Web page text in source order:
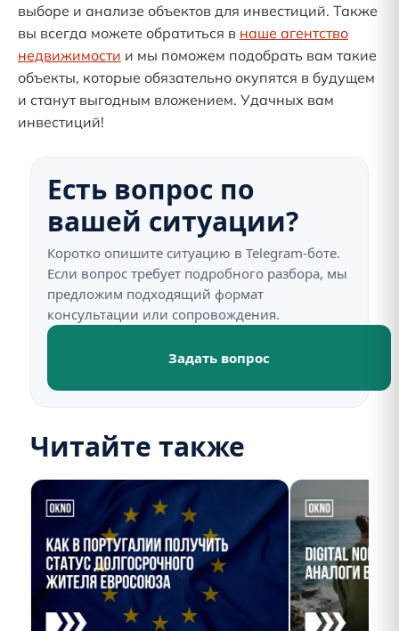
выборе и анализе объектов для инвестиций. Также
вы всегда можете обратиться в наше агентство
недвижимости и мы поможем подобрать вам такие
объекты, которые обязательно окупятся в будущем
и станут выгодным вложением. Удачных вам
инвестиций!
Есть вопрос по
вашей ситуации?
Коротко опишите ситуацию в Telegram-боте.
Если вопрос требует подробного разбора, мы
предложим подходящий формат
консультации или сопровождения.
Задать вопрос
Читайте также